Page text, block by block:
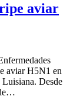
aviar
aviar H5N1 en
Desde